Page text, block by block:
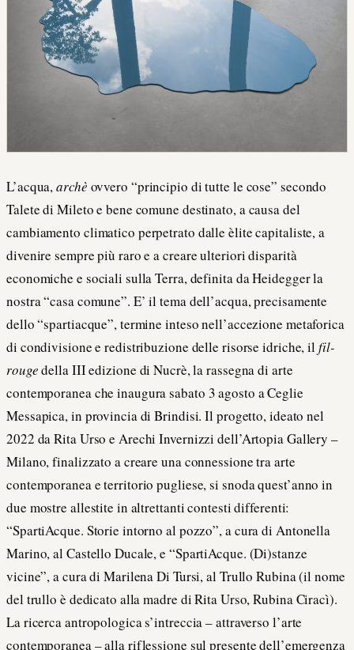
L’acqua,archè ovvero “principio di tutte le cose” secondo
Talete di Mileto e bene comune destinato, a causa del
cambiamento climatico perpetrato dalle èlite capitaliste, a
divenire sempre più raro e a creare ulteriori disparità
economiche e sociali sulla Terra, definita da Heidegger la
nostra “casa comune”. E’ il tema dell’acqua, precisamente
dello “spartiacque”, termine inteso nell’accezione metaforica
di condivisione e redistribuzione delle risorse idriche, ilfil-
rougedella III edizione di Nucrè, la rassegna di arte
contemporanea che inaugura sabato 3 agosto a Ceglie
Messapica, in provincia di Brindisi. Il progetto, ideato nel
2022 da Rita Urso e Arechi Invernizzi dell’Artopia Gallery –
Milano, finalizzato a creare una connessione tra arte
contemporanea e territorio pugliese, si snoda quest’anno in
due mostre allestite in altrettanti contesti differenti:
“SpartiAcque. Storie intorno al pozzo”, a cura di Antonella
Marino, al Castello Ducale, e “SpartiAcque. (Di)stanze
vicine”, a cura di Marilena Di Tursi, al Trullo Rubina (il nome
del trullo è dedicato alla madre di Rita Urso, Rubina Ciracì).
La ricerca antropologica s’intreccia – attraverso l’arte
contemporanea – alla riflessione sul presente dell’emergenza